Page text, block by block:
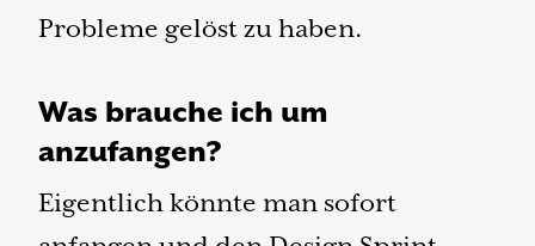
Probleme gelöst zu haben.
Was brauche ich um
anzufangen?
Eigentlich könnte man sofort